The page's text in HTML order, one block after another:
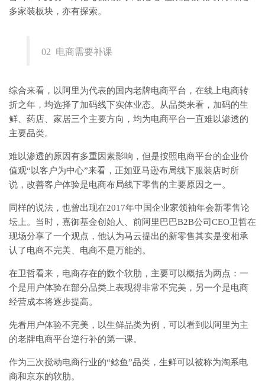
多家装板块，亦有探索。
02 电商需要补课
综合来看，以阿里为代表的国内老牌电商平台，在线上电商转
折之年，均选择了加码线下实体业态。从品类来看，加码的生
鲜、药店、家居三个主要方向，均为电商平台一直难以渗透的
主要品类。
难以渗透的原因有多重因素影响，但是按照电商平台的企业价
值观“以客户为中心”来看，正如亚马逊布局线下服装店时所
说，改善客户体验是电商布局线下零售的主要原因之一。
同样的说法，也曾出现在2017年中国企业家领袖年会新零售论
坛上。当时，嘉御基金创始人、前阿里巴巴B2B公司CEO卫哲在
现场分享了一个观点，他认为马云提出的新零售其实是变相承
认了电商不完美、电商不是万能的。
在卫哲看来，电商存在的数个软肋，主要可以概括为两点：一
个是用户体验在部分品类上表现得非常不完美，另一个是电商
经营成本将逐步提高。
先看用户体验不完美，以生鲜品类为例，可以看到以阿里为主
的老牌电商平台逆行补的第一课。
作为三次搅动电商行业的“鲶鱼”品类，生鲜可以被称为淘系电
商和京东的软肋。